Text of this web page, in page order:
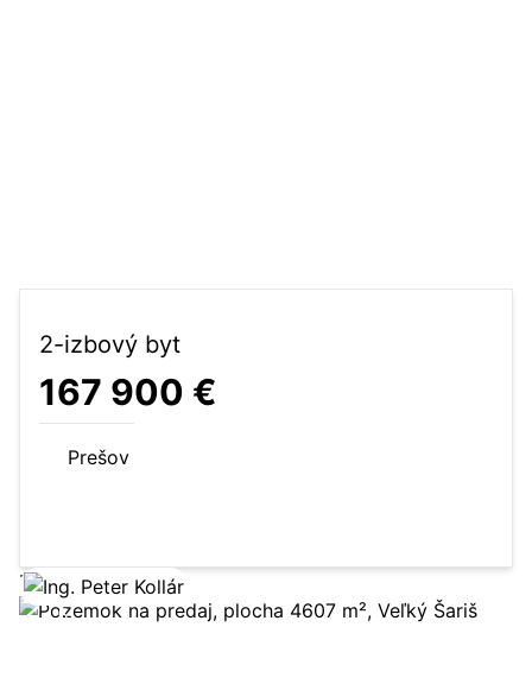
2-izbový byt
167 900 €
Prešov
Zobraziť ponuku
5